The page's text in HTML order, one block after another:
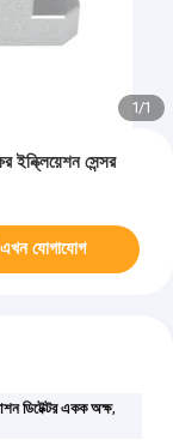
1/1
সেন্সর
এখন যোগাযোগ
ডিটেক্টর একক অক্ষ,